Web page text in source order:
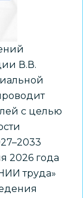
В.В.
с целью
2026 года
труда»